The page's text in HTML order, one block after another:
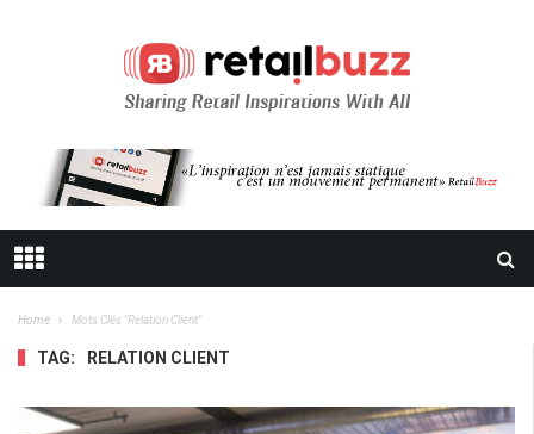
Home Mots Clés "relation Client"
TAG: RELATION CLIENT